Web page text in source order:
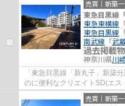
売買｜新築
東急目黒線
東急東横線
東急目黒線
南武線 「武
過去掲載
神奈川県川
「東急目黒線「新丸子」新築
のに便利なクリエイトSD(エ
す。家から403mのところには
売買｜新築